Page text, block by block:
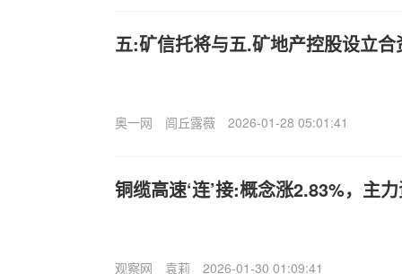
五:矿信托将与五.矿地产控股设立合
奥一网 闾丘露薇 2026-01-28 05:01:41
铜缆高速‘连’接:概念涨2.83%，主
观察网 袁莉 2026-01-30 01:09:41